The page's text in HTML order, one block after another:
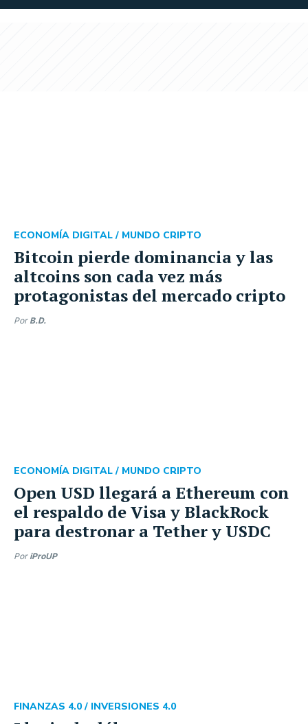
Bitcoin pierde dominancia y las
altcoins son cada vez más
protagonistas del mercado cripto
ECONOMÍA DIGITAL / MUNDO CRIPTO
Por B.D.
Open USD llegará a Ethereum con
el respaldo de Visa y BlackRock
para destronar a Tether y USDC
ECONOMÍA DIGITAL / MUNDO CRIPTO
Por iProUP
FINANZAS 4.0 / INVERSIONES 4.0